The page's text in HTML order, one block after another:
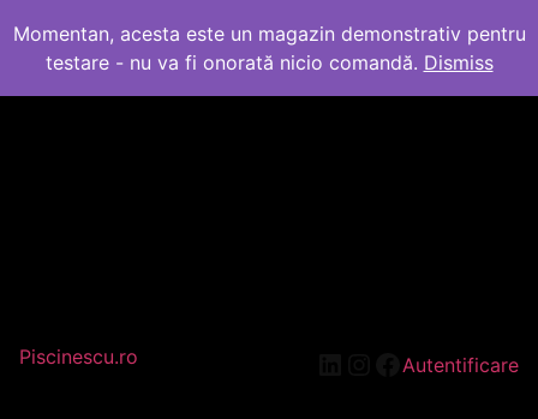
Piscinescu.ro LinkedIn
Instagram
Facebook
Autentificare
Momentan, acesta este un magazin demonstrativ pentru
testare - nu va fi onorată nicio comandă. Dismiss